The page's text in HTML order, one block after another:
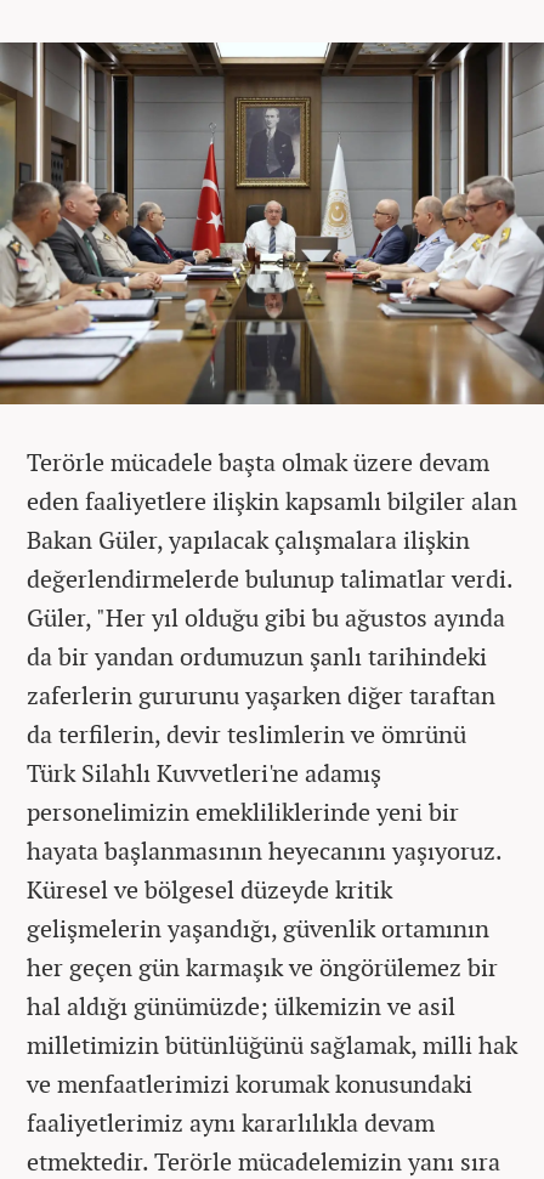
Terörle mücadele başta olmak üzere devam
eden faaliyetlere ilişkin kapsamlı bilgiler alan
Bakan Güler, yapılacak çalışmalara ilişkin
değerlendirmelerde bulunup talimatlar verdi.
Güler, "Her yıl olduğu gibi bu ağustos ayında
da bir yandan ordumuzun şanlı tarihindeki
zaferlerin gururunu yaşarken diğer taraftan
da terfilerin, devir teslimlerin ve ömrünü
Türk Silahlı Kuvvetleri'ne adamış
personelimizin emekliliklerinde yeni bir
hayata başlanmasının heyecanını yaşıyoruz.
Küresel ve bölgesel düzeyde kritik
gelişmelerin yaşandığı, güvenlik ortamının
her geçen gün karmaşık ve öngörülemez bir
hal aldığı günümüzde; ülkemizin ve asil
milletimizin bütünlüğünü sağlamak, milli hak
ve menfaatlerimizi korumak konusundaki
faaliyetlerimiz aynı kararlılıkla devam
etmektedir. Terörle mücadelemizin yanı sıra